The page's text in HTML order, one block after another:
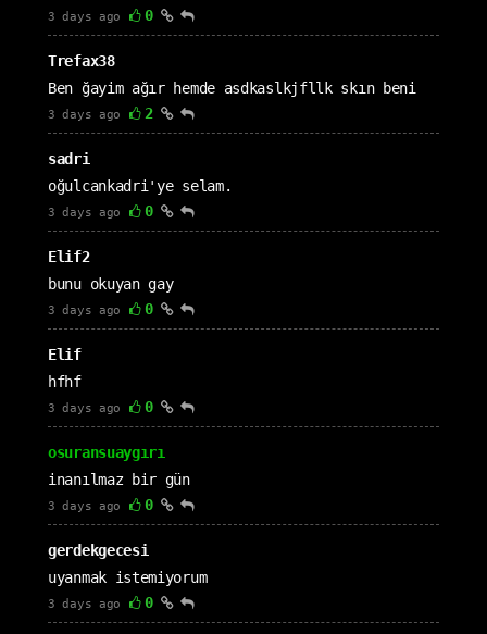
3 days ago 0
Trefax38
Ben ğayim ağır hemde asdkaslkjfllk skın beni
3 days ago 2
sadri
oğulcankadri'ye selam.
3 days ago 0
Elif2
bunu okuyan gay
3 days ago 0
Elif
hfhf
3 days ago 0
osuransuaygırı
inanılmaz bir gün
3 days ago 0
gerdekgecesi
uyanmak istemiyorum
3 days ago 0